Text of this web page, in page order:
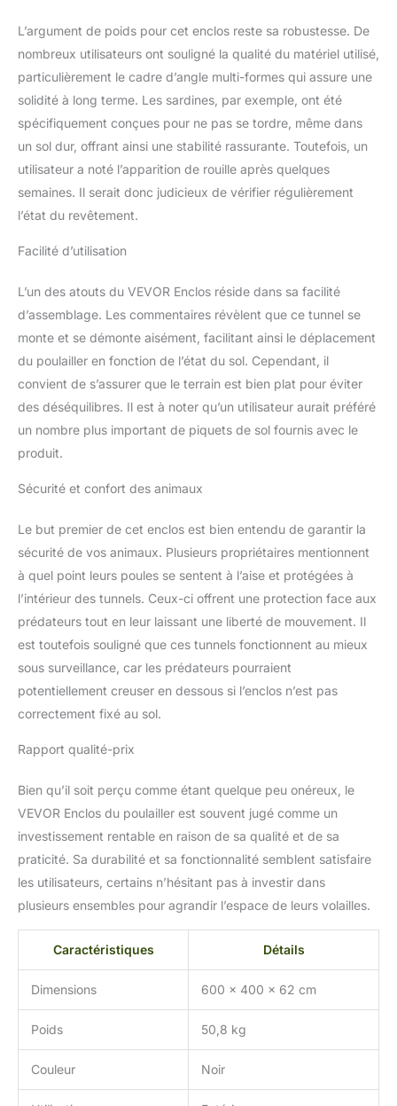
métallique renforcé
empêchent les
secousses et protègent
efficacement contre
l'intrusion des chiens,
faucons et des renards,
assurant ainsi la sécurité
du troupeau. Facile à
équipé de verrous, de
d'attaches zippées pour
un assemblage rapide.
Les tunnels de poulet
pliables pour la cour
de l'espace et facilitent
l'ajustement facile de la
flexibilité de l'élevage.
imperméable incluse :
notre poulailler portable
imperméable argenté,
isolant efficacement l'eau
de pluie et les rayons UV
tout en maintenant la
protection premium pour
les volailles dans toutes
multiforme : Un cadre
d'angle innovant permet
tunnels en fonction des
exigences du site.
Adaptable à divers sites
agricoles, que ce soit
dans de spacieux jardins
ruraux, le poulailler
mobile VEVOR répond
facilement à divers
besoins.
L’argument de poids pour cet enclos reste sa robustesse. De
nombreux utilisateurs ont souligné la qualité du matériel utilisé,
particulièrement le cadre d’angle multi-formes qui assure une
solidité à long terme. Les sardines, par exemple, ont été
spécifiquement conçues pour ne pas se tordre, même dans
un sol dur, offrant ainsi une stabilité rassurante. Toutefois, un
utilisateur a noté l’apparition de rouille après quelques
semaines. Il serait donc judicieux de vérifier régulièrement
l’état du revêtement.
Facilité d’utilisation
L’un des atouts du VEVOR Enclos réside dans sa facilité
d’assemblage. Les commentaires révèlent que ce tunnel se
monte et se démonte aisément, facilitant ainsi le déplacement
du poulailler en fonction de l’état du sol. Cependant, il
convient de s’assurer que le terrain est bien plat pour éviter
des déséquilibres. Il est à noter qu’un utilisateur aurait préféré
un nombre plus important de piquets de sol fournis avec le
produit.
Sécurité et confort des animaux
Le but premier de cet enclos est bien entendu de garantir la
sécurité de vos animaux. Plusieurs propriétaires mentionnent
à quel point leurs poules se sentent à l’aise et protégées à
l’intérieur des tunnels. Ceux-ci offrent une protection face aux
prédateurs tout en leur laissant une liberté de mouvement. Il
est toutefois souligné que ces tunnels fonctionnent au mieux
sous surveillance, car les prédateurs pourraient
potentiellement creuser en dessous si l’enclos n’est pas
correctement fixé au sol.
Rapport qualité-prix
Bien qu’il soit perçu comme étant quelque peu onéreux, le
VEVOR Enclos du poulailler est souvent jugé comme un
investissement rentable en raison de sa qualité et de sa
praticité. Sa durabilité et sa fonctionnalité semblent satisfaire
les utilisateurs, certains n’hésitant pas à investir dans
plusieurs ensembles pour agrandir l’espace de leurs volailles.
Caractéristiques Détails
Dimensions 600 x 400 x 62 cm
Poids 50,8 kg
Couleur Noir